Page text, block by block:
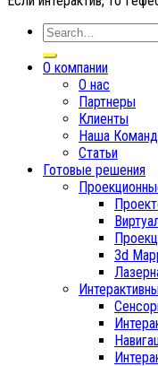
О компании
О нас
Партнеры
Клиенты
Наша
Статьи
Готовые решения
3d